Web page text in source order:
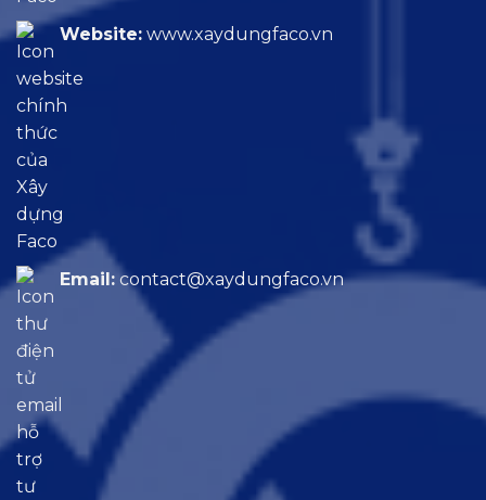
Website: www.xaydungfaco.vn
Email: contact@xaydungfaco.vn